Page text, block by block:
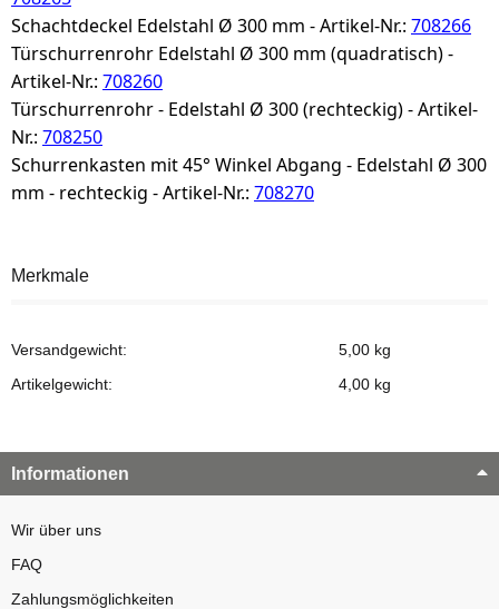
Schachtdeckel Edelstahl Ø 300 mm - Artikel-Nr.: 708266
Türschurrenrohr Edelstahl Ø 300 mm (quadratisch) -
Artikel-Nr.: 708260
Türschurrenrohr - Edelstahl Ø 300 (rechteckig) - Artikel-
Nr.: 708250
Schurrenkasten mit 45° Winkel Abgang - Edelstahl Ø 300
mm - rechteckig - Artikel-Nr.: 708270
Merkmale
Versandgewicht:
5,00 kg
Artikelgewicht:
4,00 kg
Informationen
Wir über uns
FAQ
Zahlungsmöglichkeiten